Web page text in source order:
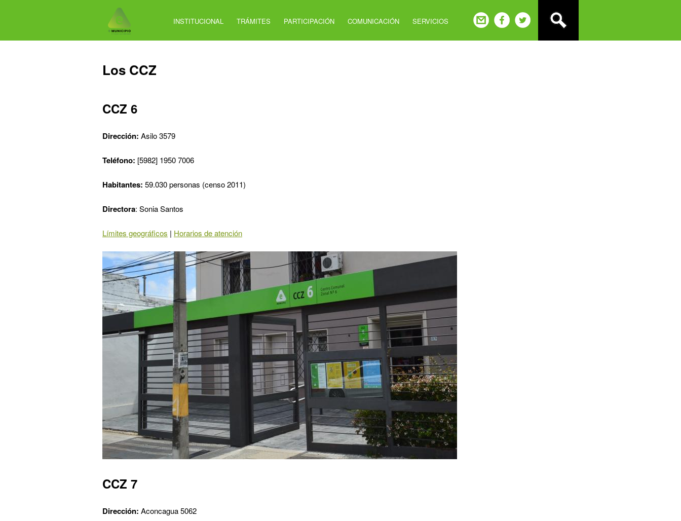
INSTITUCIONAL TRÁMITES PARTICIPACIÓN COMUNICACIÓN SERVICIOS
Back
to
Los CCZ
CCZ 6
Dirección: Asilo 3579
Teléfono: [5982] 1950 7006
Habitantes: 59.030 personas (censo 2011)
Directora: Sonia Santos
Límites geográficos | Horarios de atención
CCZ 7
Dirección: Aconcagua 5062